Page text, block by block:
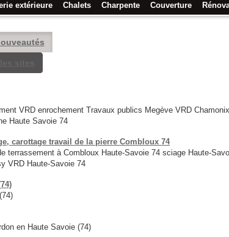
extérieure Chalets Charpente Couverture
VRD enrochement Travaux publics Megève VRD
Haute Savoie 74
carottage travail de la pierre Combloux 74
terrassement à Combloux Haute-Savoie 74 sciage Haute-
VRD Haute-Savoie 74
en Haute Savoie (74)